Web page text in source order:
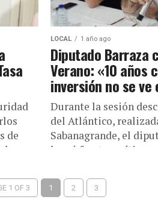
de
LOCAL 1 año ago
Diputado
Verano: «10 años
inversión no se
Durante la sesión
del Atlántico,
Sabanagrande, el
lanzó fuertes críticas
1 OF 3 1 2 3